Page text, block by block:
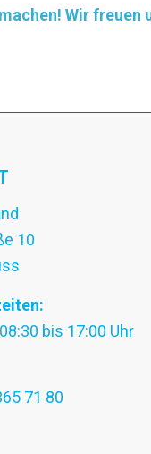
Wir freuen
10
bis 17:00 Uhr
71 80